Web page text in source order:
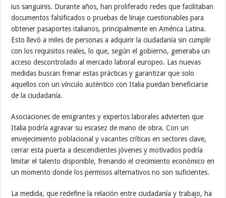
ius sanguinis. Durante años, han proliferado redes que facilitaban
documentos falsificados o pruebas de linaje cuestionables para
obtener pasaportes italianos, principalmente en América Latina.
Esto llevó a miles de personas a adquirir la ciudadanía sin cumplir
con los requisitos reales, lo que, según el gobierno, generaba un
acceso descontrolado al mercado laboral europeo. Las nuevas
medidas buscan frenar estas prácticas y garantizar que solo
aquellos con un vínculo auténtico con Italia puedan beneficiarse
de la ciudadanía.
Asociaciones de emigrantes y expertos laborales advierten que
Italia podría agravar su escasez de mano de obra. Con un
envejecimiento poblacional y vacantes críticas en sectores clave,
cerrar esta puerta a descendientes jóvenes y motivados podría
limitar el talento disponible, frenando el crecimiento económico en
un momento donde los permisos alternativos no son suficientes.
La medida, que redefine la relación entre ciudadanía y trabajo, ha